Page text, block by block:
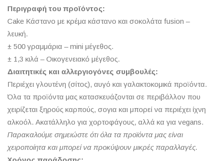
Περιγραφή του προϊόντος:
Cake Κάστανο με κρέμα κάστανο και σοκολάτα fusion –
λευκή.
± 500 γραμμάρια – mini μέγεθος.
± 1,3 κιλά – Οικογενειακό μέγεθος.
Διαιτητικές και αλλεργιογόνες συμβουλές:
Περιέχει γλουτένη (σίτος), αυγό και γαλακτοκομικά προϊόντα.
Όλα τα προϊόντα μας κατασκευάζονται σε περιβάλλον που
χειρίζεται ξηρούς καρπούς, σογια και μπορεί να περιέχει ίχνη
αλκοόλ. Ακατάλληλο για χορτοφάγους, αλλά κα για vegans.
Παρακαλούμε σημειώστε ότι όλα τα προϊόντα μας είναι
χειροποίητα και μπορεί να προκύψουν μικρές παραλλαγές.